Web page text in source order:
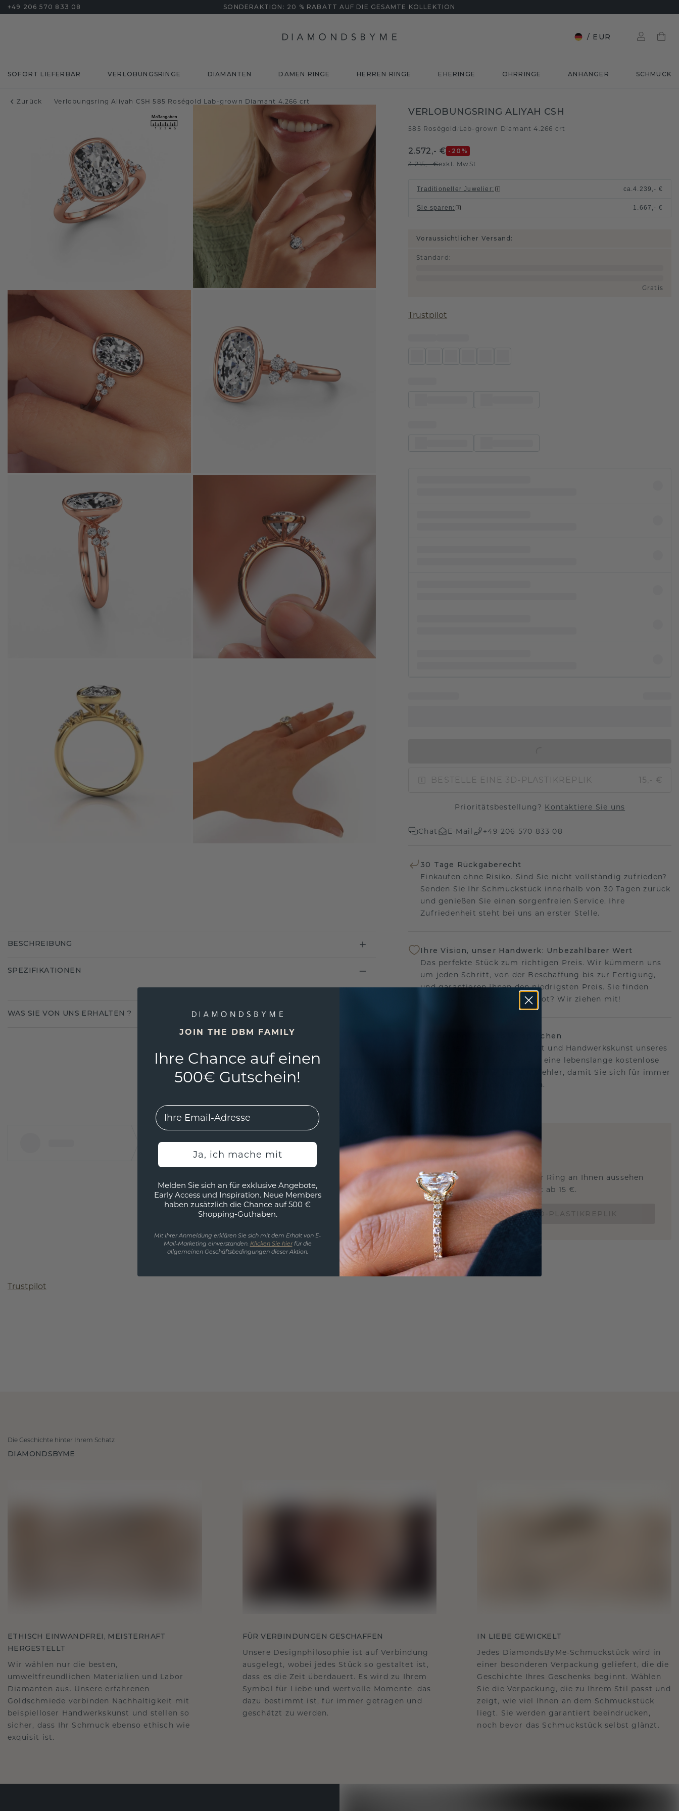
+49 206 570 833 08 SONDERAKTION: 20 % RABATT AUF DIE GESAMTE KOLLEKTION
/ EUR
SOFORT LIEFERBAR VERLOBUNGSRINGE DIAMANTEN DAMEN RINGE HERREN RINGE EHERINGE OHRRINGE ANHÄNGER SCHMUCK
Zurück Verlobungsring Aliyah CSH 585 Roségold Lab-grown Diamant 4.266 crt
VERLOBUNGSRING ALIYAH CSH
585 Roségold Lab-grown Diamant 4.266 crt
2.572,- € -20 %
3.215,- €exkl. MwSt
Traditioneller Juwelier: ca.4.239,- €
Sie sparen : 1.667,- €
Voraussichtlicher Versand:
Standard :
Gratis
Trustpilot
BESTELLE EINE 3D-PLASTIKREPLIK 15,- €
Prioritätsbestellung? Kontaktiere Sie uns
Chat E-Mail +49 206 570 833 08
30 Tage Rückgaberecht
Einkaufen ohne Risiko. Sind Sie nicht vollständig zufrieden?
Senden Sie Ihr Schmuckstück innerhalb von 30 Tagen zurück
und genießen Sie einen sorgenfreien Service. Ihre
Zufriedenheit steht bei uns an erster Stelle.
Ihre Vision, unser Handwerk: Unbezahlbarer Wert
Das perfekte Stück zum richtigen Preis. Wir kümmern uns
um jeden Schritt, von der Beschaffung bis zur Fertigung,
und garantieren Ihnen den niedrigsten Preis. Sie finden
anderswo ein besseres Angebot? Wir ziehen mit!
Unser lebenslanges Versprechen
Wir stehen hinter der Qualität und Handwerkskunst unseres
Schmucks.Deshalb bieten wir eine lebenslange kostenlose
Garantie gegen Herstellungsfehler, damit Sie sich für immer
keine Sorgen machen müssen.
EINZIGARTIG!
3D MUSTERSCHMUCK
Wollen Sie wissen, wie dieser Ring an Ihnen aussehen
würde und ob er passt? Jetzt ab 15 €.
BESTELLE EINE 3D-PLASTIKREPLIK
BESCHREIBUNG
SPEZIFIKATIONEN
WAS SIE VON UNS ERHALTEN ?
Trustpilot
Die Geschichte hinter Ihrem Schatz
DIAMONDSBYME
ETHISCH EINWANDFREI, MEISTERHAFT
HERGESTELLT
Wir wählen nur die besten,
umweltfreundlichen Materialien und Labor
Diamanten aus. Unsere erfahrenen
Goldschmiede verbinden Nachhaltigkeit mit
beispielloser Handwerkskunst und stellen so
sicher, dass Ihr Schmuck ebenso ethisch wie
exquisit ist.
FÜR VERBINDUNGEN GESCHAFFEN
Unsere Designphilosophie ist auf Verbindung
ausgelegt, wobei jedes Stück so gestaltet ist,
dass es die Zeit überdauert. Es wird zu Ihrem
Symbol für Liebe und wertvolle Momente, das
dazu bestimmt ist, für immer getragen und
geschätzt zu werden.
IN LIEBE GEWICKELT
Jedes DiamondsByMe-Schmuckstück wird in
einer besonderen Verpackung geliefert, die die
Geschichte Ihres Geschenks beginnt. Wählen
Sie die Verpackung, die zu Ihrem Stil passt und
zeigt, wie viel Ihnen an dem Schmuckstück
liegt. Sie werden garantiert beeindrucken,
noch bevor das Schmuckstück selbst glänzt.
JOIN THE DBM FAMILY
Ihre Chance auf einen
500€ Gutschein!
EMail
Ja, ich mache mit
Melden Sie sich an für exklusive Angebote,
Early Access und Inspiration. Neue Members
haben zusätzlich die Chance auf 500 €
Shopping-Guthaben.
Mit Ihrer Anmeldung erklären Sie sich mit dem Erhalt von E-
Mail-Marketing einverstanden. Klicken Sie hierfür die
allgemeinen Geschäftsbedingungen dieser Aktion.